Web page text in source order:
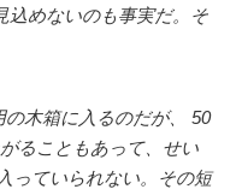
込めないのも事実だ。そ
木箱に入るのだが、 50
ることもあって、せい
っていられない。その短